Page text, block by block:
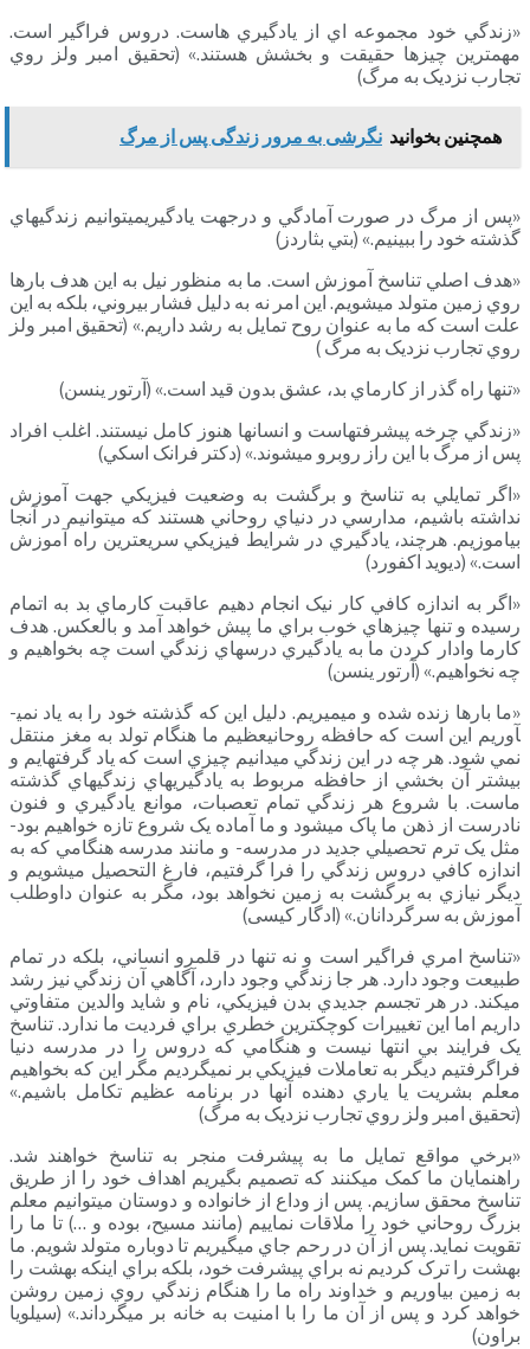
«زندگي خود مجموعه­ اي از يادگيري­ هاست. دروس فراگير است.
مهمترين چيزها حقيقت و بخشش هستند.» (تحقيق امبر ولز روي
تجارب نزديک به مرگ)
همچنین بخوانید نگرشی به مرور زندگی پس از مرگ
«پس از مرگ در صورت آمادگي و درجهت يادگيريمي­توانيم زندگي­هاي
گذشته خود را ببينيم.» (بتي بثاردز)
«هدف اصلي تناسخ آموزش است. ما به منظور نيل به اين هدف بارها
روي زمين متولد مي­شويم. اين امر نه به دليل فشار بيروني، بلکه به اين
علت است که ما به عنوان روح تمايل به رشد داريم.» (تحقيق امبر ولز
روي تجارب نزديک به مرگ )
«تنها راه گذر از کارماي بد، عشق بدون قيد است.» (آرتور ينسن)
«زندگي چرخه پيشرفت­هاست و انسان­ها هنوز کامل نيستند. اغلب افراد
پس از مرگ با اين راز روبرو مي­شوند.» (دکتر فرانک اسکي)
«اگر تمايلي به تناسخ و برگشت به وضعيت فيزيکي جهت آموزش
نداشته باشيم، مدارسي در دنياي روحاني هستند که مي­توانيم در آنجا
بياموزيم. هرچند، يادگيري در شرايط فيزيکي سريع­ترين راه آموزش
است.» (ديويد اکفورد)
«اگر به اندازه کافي کار نيک انجام دهيم عاقبت کارماي بد به اتمام
رسيده و تنها چيزهاي خوب براي ما پيش خواهد آمد و بالعکس. هدف
کارما وادار کردن ما به يادگيري درس­هاي زندگي است چه بخواهيم و
چه نخواهيم.» (آرتور ينسن)
«ما بارها زنده شده و مي­ميريم. دليل اين که گذشته خود را به ياد نمي­
آوريم اين است که حافظه روحانيعظيم ما هنگام تولد به مغز منتقل
نمي شود. هر چه در اين زندگي مي­دانيم چيزي است که ياد گرفته­ايم و
بيشتر آن بخشي از حافظه مربوط به يادگيري­هاي زندگي­هاي گذشته
ماست. با شروع هر زندگي تمام تعصبات، موانع يادگيري و فنون
نادرست از ذهن ما پاک مي­شود و ما آماده يک شروع تازه خواهيم بود-
مثل يک ترم تحصيلي جديد در مدرسه- و مانند مدرسه هنگامي که به
اندازه کافي دروس زندگي را فرا گرفتيم، فارغ التحصيل مي­شويم و
ديگر نيازي به برگشت به زمين نخواهد بود، مگر به عنوان داوطلب
آموزش به سرگردانان.» (ادگار کیسی)
«تناسخ امري فراگير است و نه تنها در قلمرو انساني، بلکه در تمام
طبيعت وجود دارد. هر جا زندگي وجود دارد، آگاهي آن زندگي نيز رشد
مي­کند. در هر تجسم جديدي بدن فيزيکي، نام و شايد والدين متفاوتي
داريم اما اين تغييرات کوچکترين خطري براي فرديت ما ندارد. تناسخ
يک فرايند بي انتها نيست و هنگامي که دروس را در مدرسه دنيا
فراگرفتيم ديگر به تعاملات فيزيکي بر نمي­گرديم مگر اين که بخواهيم
معلم بشريت يا ياري دهنده آنها در برنامه عظيم تکامل باشيم.»
(تحقيق امبر ولز روي تجارب نزديک به مرگ)
«برخي مواقع تمايل ما به پيشرفت منجر به تناسخ خواهند شد.
راهنمايان ما کمک مي­کنند که تصميم بگيريم اهداف خود را از طريق
تناسخ محقق سازيم. پس از وداع از خانواده و دوستان مي­توانيم معلم
بزرگ روحاني خود را ملاقات نماييم (مانند مسيح، بوده و …) تا ما را
تقويت نمايد. پس از آن در رحم جاي مي­گيريم تا دوباره متولد شويم. ما
بهشت را ترک کرديم نه براي پيشرفت خود، بلکه براي اينکه بهشت را
به زمين بياوريم و خداوند راه ما را هنگام زندگي روي زمين روشن
خواهد کرد و پس از آن ما را با امنيت به خانه بر مي­گرداند.» (سيلويا
براون)